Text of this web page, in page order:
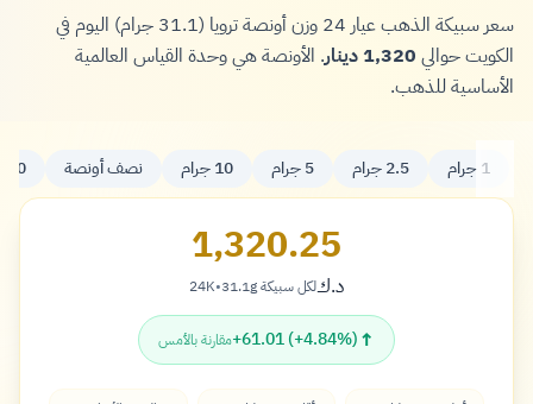
سعر سبيكة الذهب عيار 24 وزن أونصة ترويا (31.1 جرام) اليوم في
الكويت حوالي 1,320 دينار
. الأونصة هي وحدة القياس العالمية
الأساسية للذهب.
1 جرام 2.5 جرام 5 جرام 10 جرام نصف أونصة 20 جرام
1,320.25
دينار
د.كلكل سبيكة 31.1g •
24K
↑
+61.01 (+4.84%)مقارنة بالأمس